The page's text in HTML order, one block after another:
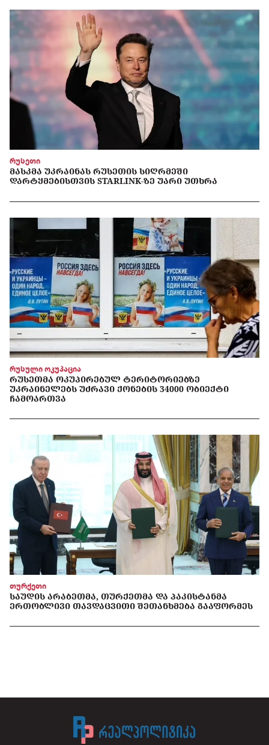
რუსეთი
ᲛᲐᲡᲙᲛᲐ ᲣᲙᲠᲐᲘᲜᲐᲡ ᲠᲣᲡᲔᲗᲘᲡ ᲡᲘᲦᲠᲛᲔᲨᲘ
ᲓᲐᲠᲢᲧᲛᲔᲑᲘᲡᲗᲕᲘᲡ STARLINK-ᲖᲔ ᲣᲐᲠᲘ ᲣᲗᲮᲠᲐ
რუსული ოკუპაცია
ᲠᲣᲡᲔᲗᲛᲐ ᲝᲙᲣᲞᲘᲠᲔᲑᲣᲚ ᲢᲔᲠᲘᲢᲝᲠᲘᲔᲑᲖᲔ
ᲣᲙᲠᲐᲘᲜᲔᲚᲔᲑᲡ ᲣᲫᲠᲐᲕᲘ ᲥᲝᲜᲔᲑᲘᲡ 34000 ᲝᲑᲘᲔᲥᲢᲘ
ᲩᲐᲛᲝᲐᲠᲗᲕᲐ
თურქეთი
ᲡᲐᲣᲓᲘᲡ ᲐᲠᲐᲑᲔᲗᲛᲐ, ᲗᲣᲠᲥᲔᲗᲛᲐ ᲓᲐ ᲞᲐᲙᲘᲡᲢᲐᲜᲛᲐ
ᲔᲠᲗᲝᲑᲚᲘᲕᲘ ᲗᲐᲕᲓᲐᲪᲕᲘᲗᲘ ᲨᲔᲗᲐᲜᲮᲛᲔᲑᲐ ᲒᲐᲐᲤᲝᲠᲛᲔᲡ